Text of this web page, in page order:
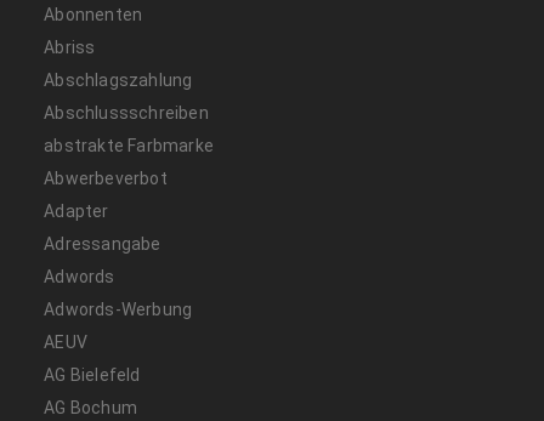
Abonnenten
Abriss
Abschlagszahlung
Abschlussschreiben
abstrakte Farbmarke
Abwerbeverbot
Adapter
Adressangabe
Adwords
Adwords-Werbung
AEUV
AG Bielefeld
AG Bochum